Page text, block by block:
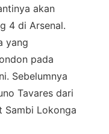
akan
4 di Arsenal.
yang
pada
Sebelumnya
Tavares dari
Sambi Lokonga